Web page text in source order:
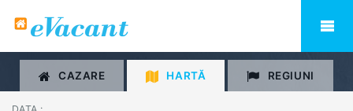
CAZARE HARTĂ REGIUNI